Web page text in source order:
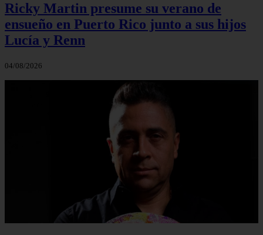
Ricky Martin presume su verano de
ensueño en Puerto Rico junto a sus hijos
Lucía y Renn
04/08/2026